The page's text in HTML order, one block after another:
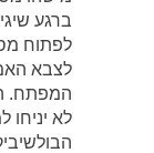
ברגע
לפתוח
לצבא
המפתח.
לא יניחו